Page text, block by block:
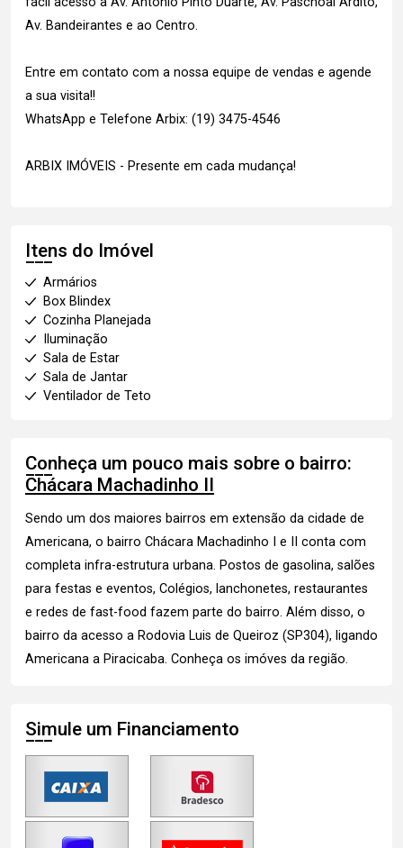
Av. Bandeirantes e ao Centro.
Entre em contato com a nossa equipe de vendas e agende
a sua visita!!
WhatsApp e Telefone Arbix: (19) 3475-4546
ARBIX IMÓVEIS - Presente em cada mudança!
Itens do Imóvel
Armários
Box Blindex
Cozinha Planejada
Iluminação
Sala de Estar
Sala de Jantar
Ventilador de Teto
Conheça um pouco mais sobre o bairro:
Chácara Machadinho II
Sendo um dos maiores bairros em extensão da cidade de
Americana, o bairro Chácara Machadinho I e II conta com
completa infra-estrutura urbana. Postos de gasolina, salões
para festas e eventos, Colégios, lanchonetes, restaurantes
e redes de fast-food fazem parte do bairro. Além disso, o
bairro da acesso a Rodovia Luis de Queiroz (SP304), ligando
Americana a Piracicaba. Conheça os imóves da região.
Simule um Financiamento